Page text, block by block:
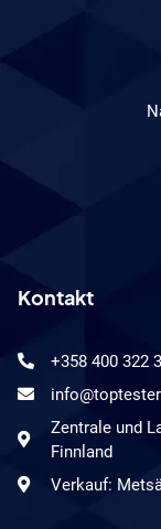
Kontakt
+358 400 322
Zentrale und
Finnland
Verkauf: